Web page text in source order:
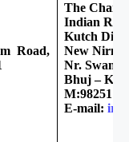
Road,
The
Indian Red
Kutch
New
Nr.
Bhuj –
M:98251
E-mail: